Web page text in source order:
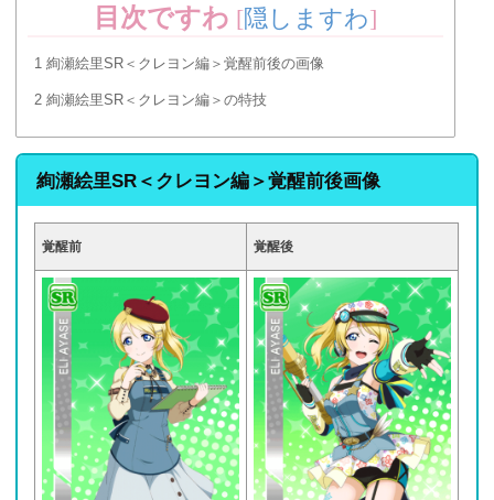
目次ですわ [隠しますわ]
1 絢瀬絵里SR＜クレヨン編＞覚醒前後の画像
2 絢瀬絵里SR＜クレヨン編＞の特技
絢瀬絵里SR＜クレヨン編＞覚醒前後画像
覚醒前 覚醒後